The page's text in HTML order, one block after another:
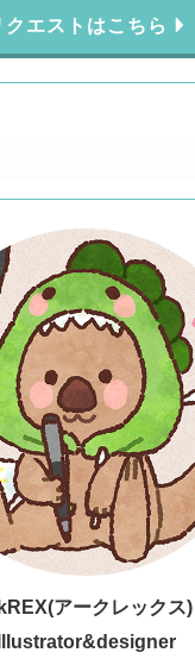
クエストはこちら
REX(アークレックス)
Illustrator&designer